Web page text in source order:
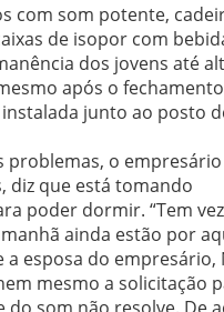
com som potente,
de isopor com
dos jovens até
após o
junto ao posto
problemas, o
diz que está tomando
poder dormir. “Tem
ainda estão por
a esposa do empresário,
mesmo a solicitação